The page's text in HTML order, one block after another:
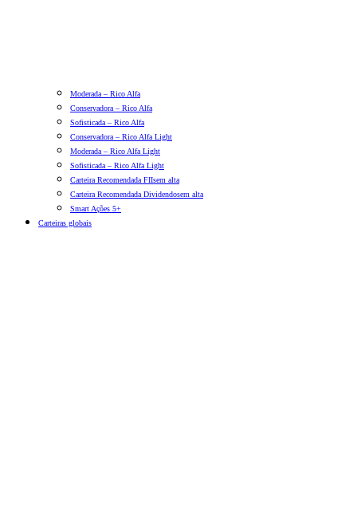
Moderada – Rico Alfa
Conservadora – Rico Alfa
Sofisticada – Rico Alfa
Conservadora – Rico Alfa Light
Moderada – Rico Alfa Light
Sofisticada – Rico Alfa Light
Carteira Recomendada FIIsem alta
Carteira Recomendada Dividendosem alta
Smart Ações 5+
Carteiras globais